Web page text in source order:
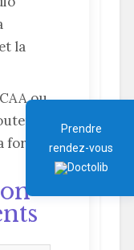
la
ou
Prendre
rendez-vous